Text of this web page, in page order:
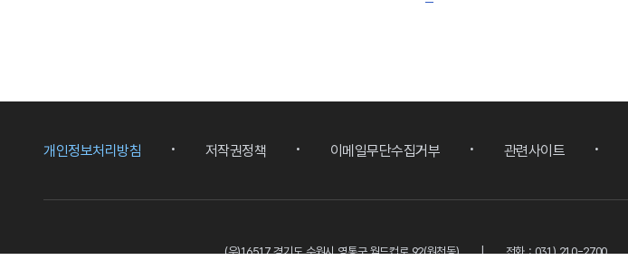
개인정보처리방침 저작권정책 이메일무단수집거부 관련사이트
(우)16517 경기도 수원시 영통구 월드컵로 92(원천동) 전화 : 031) 210-2700